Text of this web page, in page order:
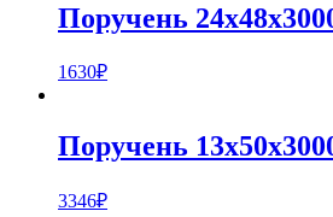
Поручень
1630₽
Поручень
3346₽